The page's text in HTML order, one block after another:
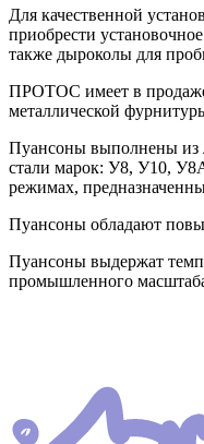
Для качественной
приобрести
также дыроколы для
ПРОТОС имеет в
металлической
Пуансоны выполнены из
стали марок: У8, У10,
режимах,
Пуансоны обладают
Пуансоны выдержат темп
промышленного